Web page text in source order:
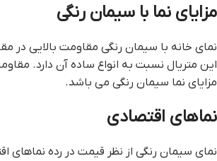
مزایای نما با سیمان رنگی
نمای خانه با سیمان رنگی مقاومت بالایی در
این متریال نسبت به انواع ساده آن دارد.
مزایای نما سیمان رنگی می باشد.
نماهای اقتصادی
نمای سیمان رنگی از نظر قیمت در رده نماهای